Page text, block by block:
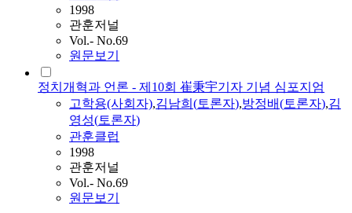
1998
관훈저널
Vol.- No.69
원문보기
정치개혁과 언론 - 제10회 崔秉宇기자 기념 심포지엄
고학용(사회자),김남희(토론자),방정배(토론자),김
영성(토론자)
관훈클럽
1998
관훈저널
Vol.- No.69
원문보기